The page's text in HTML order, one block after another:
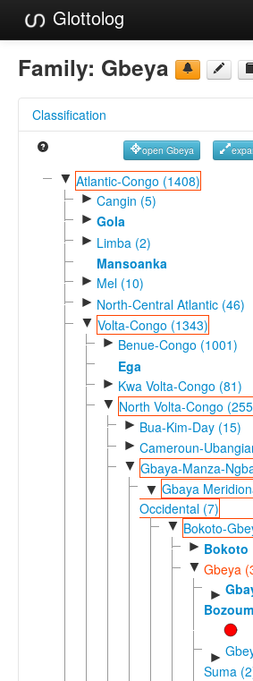
Glottolog
Languages
Language Search
Reference Search
GlottoScope
Family: Gbeya
Classification
open Gbeya
▼ Atlantic-Congo (1408)
► Cangin (5)
► Gola
► Limba (2)
Mansoanka
► Mel (10)
► North-Central Atlantic (46)
▼ Volta-Congo (1343)
► Benue-Congo (1001)
Ega
► Kwa Volta-Congo (81)
▼ North Volta-Congo
► Bua-Kim-Day (15)
► Cameroun-
▼ Gbaya-Manza-
▼ Gbaya
Occidental (7)
▼ Bokoto-
► Bokoto
▼ Gbeya
►
Bozoum
►
Suma